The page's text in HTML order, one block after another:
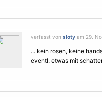
verfasst von sloty am 29.
... kein rosen, keine
eventl. etwas mit